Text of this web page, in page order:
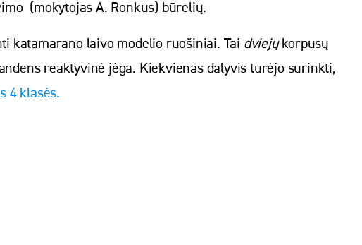
(mokytojas A. Ronkus) būrelių.
katamarano laivo modelio ruošiniai. Tai dviejųkorpusų
reaktyvinė jėga. Kiekvienas dalyvis turėjo surinkti,
4 klasės.